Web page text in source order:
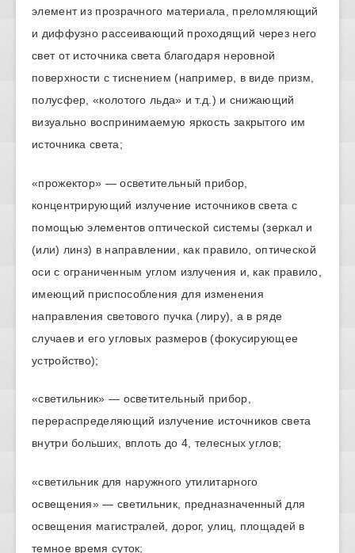
элемент из прозрачного материала, преломляющий
и диффузно рассеивающий проходящий через него
свет от источника света благодаря неровной
поверхности с тиснением (например, в виде призм,
полусфер, «колотого льда» и т.д.) и снижающий
визуально воспринимаемую яркость закрытого им
источника света;
«прожектор» — осветительный прибор,
концентрирующий излучение источников света с
помощью элементов оптической системы (зеркал и
(или) линз) в направлении, как правило, оптической
оси с ограниченным углом излучения и, как правило,
имеющий приспособления для изменения
направления светового пучка (лиру), а в ряде
случаев и его угловых размеров (фокусирующее
устройство);
«светильник» — осветительный прибор,
перераспределяющий излучение источников света
внутри больших, вплоть до 4, телесных углов;
«светильник для наружного утилитарного
освещения» — светильник, предназначенный для
освещения магистралей, дорог, улиц, площадей в
темное время суток;